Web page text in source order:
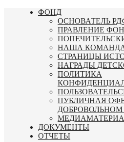
Перейти
ФОНД
ОСНОВАТЕЛЬ
ПРАВЛЕНИЕ
НАША
СТРАНИЦЫ
НАГРАДЫ
ПОЛИТИКА
ПУБЛИЧНАЯ
ДОКУМЕНТЫ
ОТЧЕТЫ